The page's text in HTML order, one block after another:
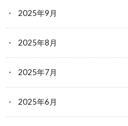
2025年9月
2025年8月
2025年7月
2025年6月